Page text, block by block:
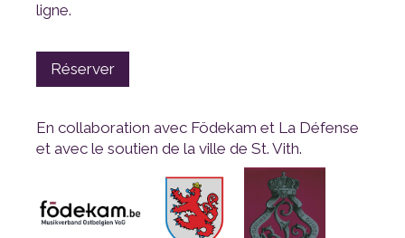
ligne.
Réserver
et avec le soutien de la ville de St. Vith.